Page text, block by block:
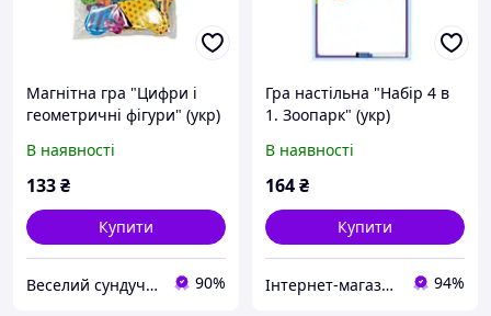
Магнітна гра "Цифри і
геометричні фігури" (укр)
В наявності
133₴
Купити
Веселий сундучок 90%
Гра настільна "Набір 4 в
1. Зоопарк" (укр)
В наявності
164₴
Купити
Інтернет-магазин срібних прикрас "Талісман" 94%